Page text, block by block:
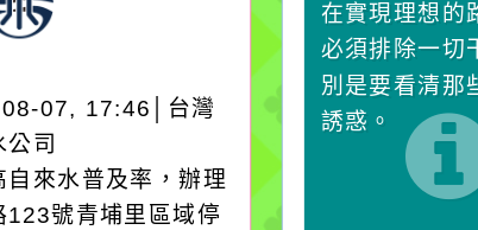
07, 17:46│台灣
公司
自來水普及率，辦理
123號青埔里區域停
生活是一面鏡子。你對 在實現理想的
必須排除一切
別是要看清那
誘惑。